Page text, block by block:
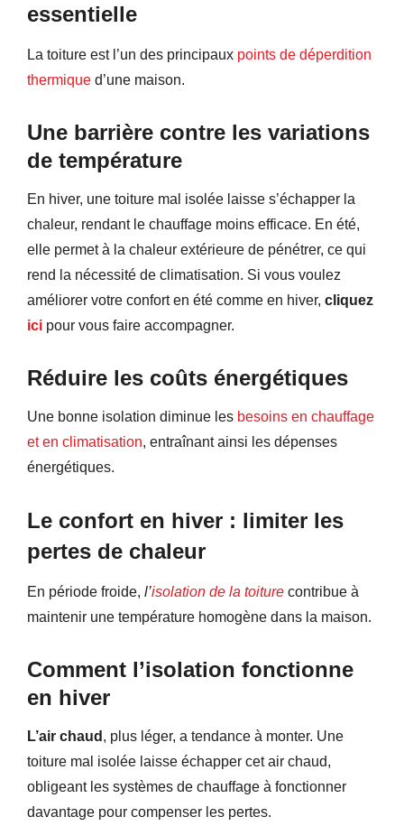
essentielle
La toiture est l’un des principaux points de déperdition
thermique d’une maison.
Une barrière contre les variations
de température
En hiver, une toiture mal isolée laisse s’échapper la
chaleur, rendant le chauffage moins efficace. En été,
elle permet à la chaleur extérieure de pénétrer, ce qui
rend la nécessité de climatisation. Si vous voulez
améliorer votre confort en été comme en hiver, cliquez
ici pour vous faire accompagner.
Réduire les coûts énergétiques
Une bonne isolation diminue les besoins en chauffage
et en climatisation, entraînant ainsi les dépenses
énergétiques.
Le confort en hiver : limiter les
pertes de chaleur
En période froide, l’isolation de la toiture contribue à
maintenir une température homogène dans la maison.
Comment l’isolation fonctionne
en hiver
L’air chaud , plus léger, a tendance à monter. Une
toiture mal isolée laisse échapper cet air chaud,
obligeant les systèmes de chauffage à fonctionner
davantage pour compenser les pertes.